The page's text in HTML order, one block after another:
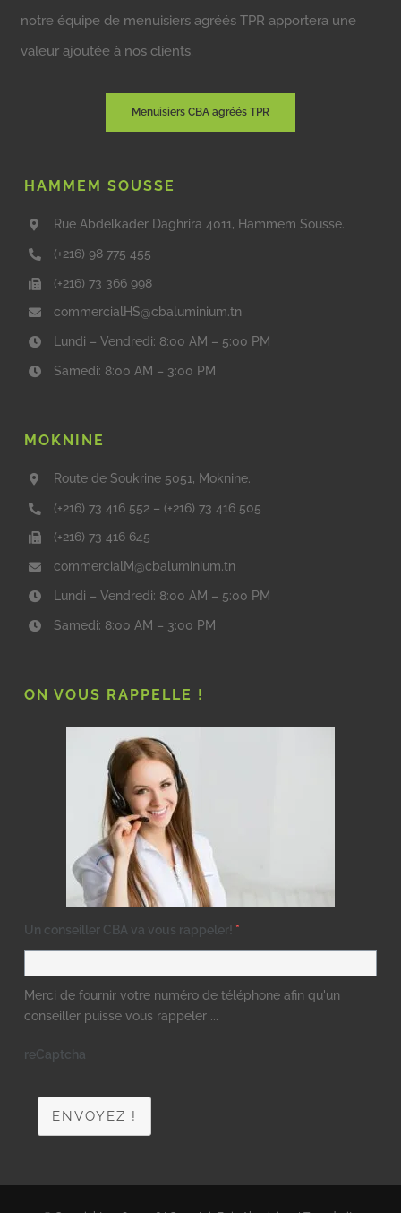
notre équipe de menuisiers agréés TPR apportera une
valeur ajoutée à nos clients.
Menuisiers CBA agréés TPR
HAMMEM SOUSSE
Rue Abdelkader Daghrira 4011, Hammem Sousse.
(+216) 98 775 455
(+216) 73 366 998
commercialHS@cbaluminium.tn
Lundi – Vendredi: 8:00 AM – 5:00 PM
Samedi: 8:00 AM – 3:00 PM
MOKNINE
Route de Soukrine 5051, Moknine.
(+216) 73 416 552 – (+216) 73 416 505
(+216) 73 416 645
commercialM@cbaluminium.tn
Lundi – Vendredi: 8:00 AM – 5:00 PM
Samedi: 8:00 AM – 3:00 PM
ON VOUS RAPPELLE !
Un conseiller CBA va vous rappeler! *
Merci de fournir votre numéro de téléphone afin qu'un
conseiller puisse vous rappeler ...
reCaptcha
ENVOYEZ !